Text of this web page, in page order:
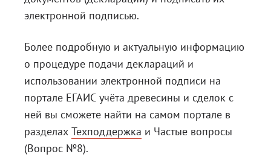
электронной подписью.
Более подробную и актуальную информацию
о процедуре подачи деклараций и
использовании электронной подписи на
портале ЕГАИС учёта древесины и сделок с
ней вы сможете найти на самом портале в
разделах Техподдержка и Частые вопросы
(Вопрос №8).